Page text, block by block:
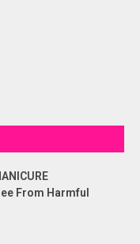
From Harmful